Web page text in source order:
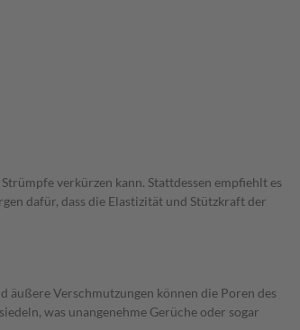
verkürzen kann. Stattdessen empfiehlt es
dafür, dass die Elastizität und Stützkraft der
äußere Verschmutzungen können die Poren des
was unangenehme Gerüche oder sogar